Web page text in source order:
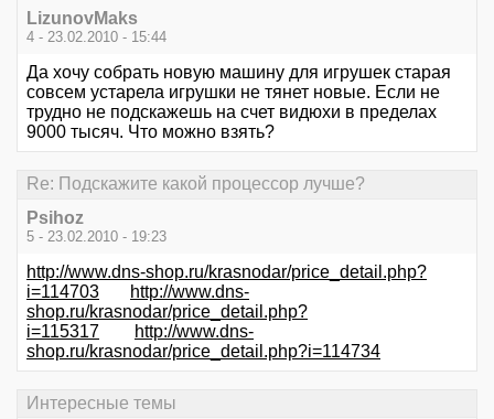
LizunovMaks
4 - 23.02.2010 - 15:44
Да хочу собрать новую машину для игрушек старая
совсем устарела игрушки не тянет новые. Если не
трудно не подскажешь на счет видюхи в пределах
9000 тысяч. Что можно взять?
Re: Подскажите какой процессор лучше?
Psihoz
5 - 23.02.2010 - 19:23
http://www.dns-shop.ru/krasnodar/price_detail.php?
i=114703
http://www.dns-
shop.ru/krasnodar/price_detail.php?
i=115317
http://www.dns-
shop.ru/krasnodar/price_detail.php?i=114734
Интересные темы